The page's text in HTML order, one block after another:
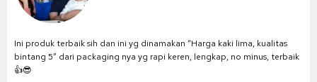
Ini produk terbaik sih dan ini yg dinamakan “Harga kaki lima, kualitas
bintang 5” dari packaging nya yg rapi keren, lengkap, no minus, terbaik
👍😎